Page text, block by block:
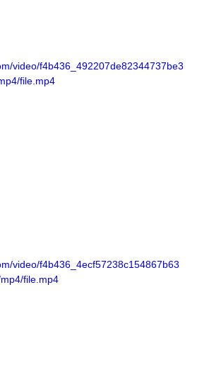
video/f4b436_492207de82344737be3
file.mp4
video/f4b436_4ecf57238c154867b63
file.mp4